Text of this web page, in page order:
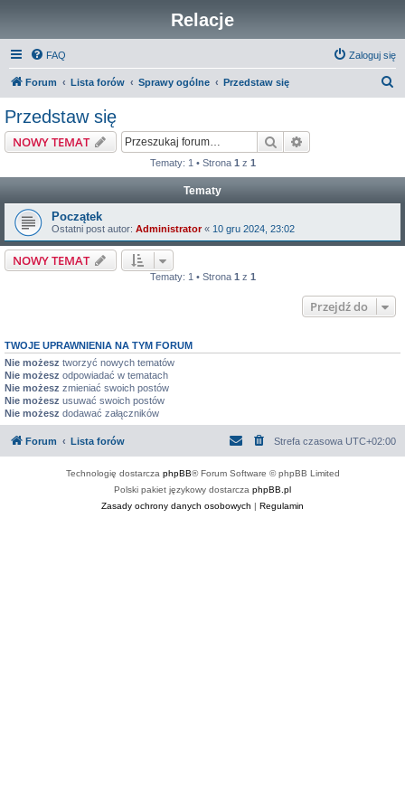
Relacje
FAQ Zaloguj się
Forum Lista forów Sprawy ogólne Przedstaw się
Przedstaw się
NOWY TEMAT Szukaj
Tematy: 1 • Strona 1 z 1
Tematy
Początek
Ostatni post autor: Administrator« 10 gru 2024, 23:02
NOWY TEMAT
Tematy: 1 • Strona 1 z 1
Przejdź do
TWOJE UPRAWNIENIA NA TYM FORUM
Nie możesz tworzyć nowych tematów
Nie możesz odpowiadać w tematach
Nie możesz zmieniać swoich postów
Nie możesz usuwać swoich postów
Nie możesz dodawać załączników
Forum Lista forów Strefa czasowa UTC+02:00
Technologię dostarcza phpBB® Forum Software © phpBB Limited
Polski pakiet językowy dostarcza phpBB.pl
Zasady ochrony danych osobowych | Regulamin